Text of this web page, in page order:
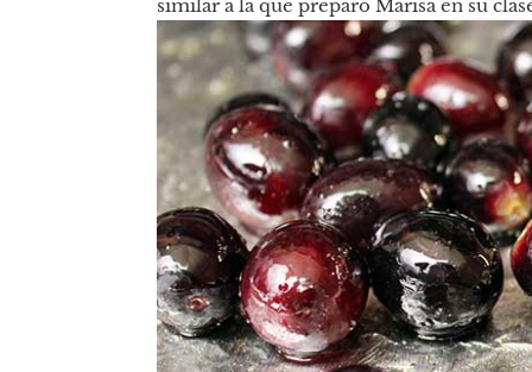
similar a la que preparó Marisa en su